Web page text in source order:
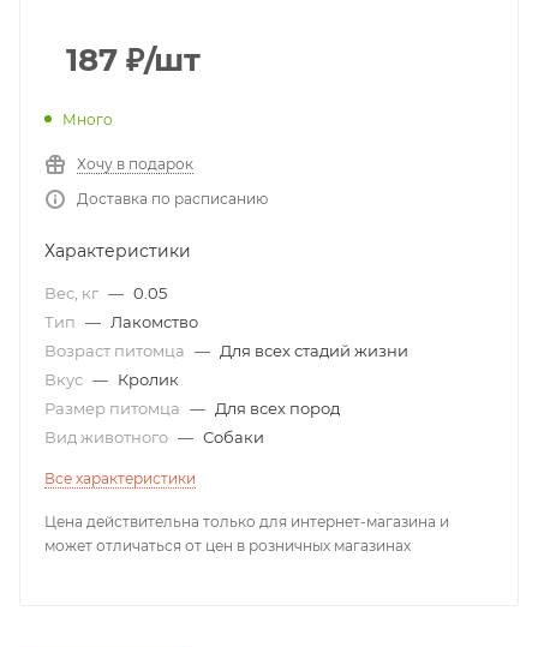
187 ₽/шт
Много
Хочу в подарок
Доставка по расписанию
Характеристики
Вес, кг — 0.05
Тип — Лакомство
Возраст питомца — Для всех стадий жизни
Вкус — Кролик
Размер питомца — Для всех пород
Вид животного — Собаки
Все характеристики
Цена действительна только для интернет-магазина и
может отличаться от цен в розничных магазинах